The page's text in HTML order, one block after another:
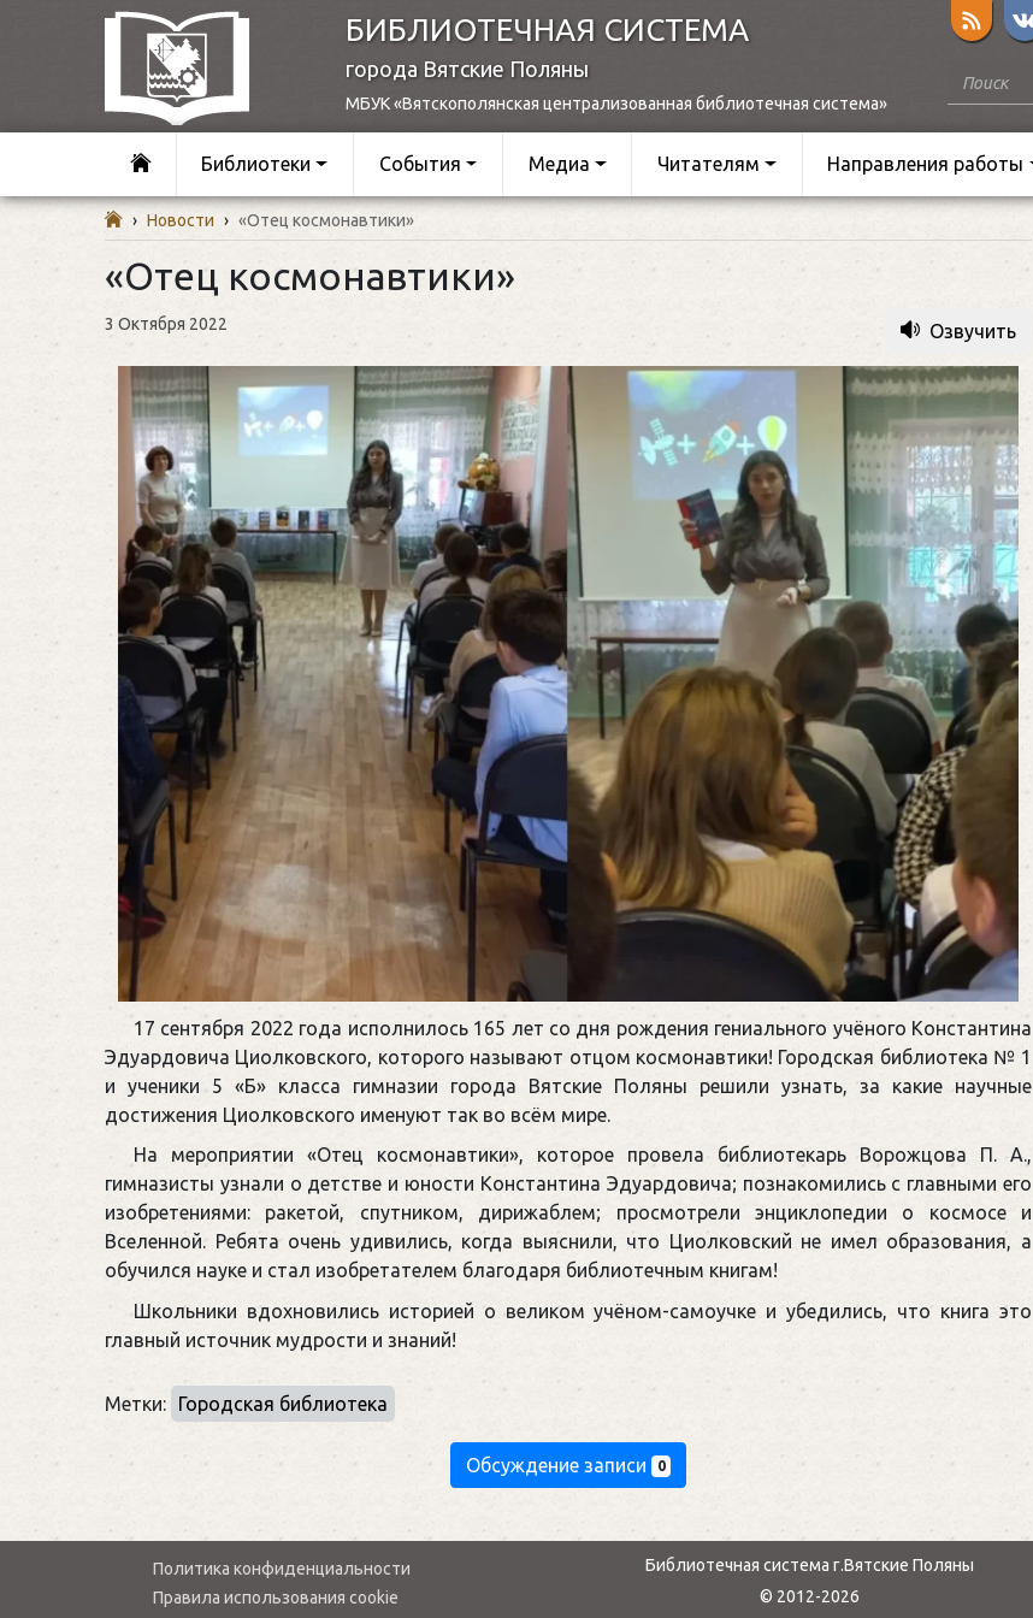
БИБЛИОТЕЧНАЯ СИСТЕМА
города Вятские Поляны
МБУК «Вятскополянская централизованная библиотечная система»
Библиотеки События Медиа Читателям Направления работы
› Новости › «Отец космонавтики»
«Отец космонавтики»
3 Октября 2022 Озвучить
17 сентября 2022 года исполнилось 165 лет со дня рождения гениального учёного Константина
Эдуардовича Циолковского, которого называют отцом космонавтики! Городская библиотека № 1
и ученики 5 «Б» класса гимназии города Вятские Поляны решили узнать, за какие научные
достижения Циолковского именуют так во всём мире.
На мероприятии «Отец космонавтики», которое провела библиотекарь Ворожцова П. А.,
гимназисты узнали о детстве и юности Константина Эдуардовича; познакомились с главными его
изобретениями: ракетой, спутником, дирижаблем; просмотрели энциклопедии о космосе и
Вселенной. Ребята очень удивились, когда выяснили, что Циолковский не имел образования, а
обучился науке и стал изобретателем благодаря библиотечным книгам!
Школьники вдохновились историей о великом учёном-самоучке и убедились, что книга это
главный источник мудрости и знаний!
Метки: Городская библиотека
Обсуждение записи 0
Политика конфиденциальности
Правила использования cookie
Библиотечная система г.Вятские Поляны
© 2012-2026